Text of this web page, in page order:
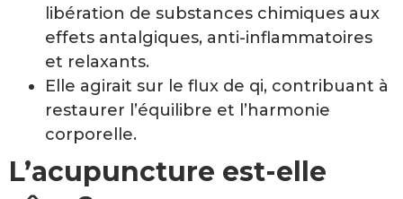
libération de substances chimiques aux
effets antalgiques, anti-inflammatoires
et relaxants.
Elle agirait sur le flux de qi, contribuant à
restaurer l’équilibre et l’harmonie
corporelle.
L’acupuncture est-elle